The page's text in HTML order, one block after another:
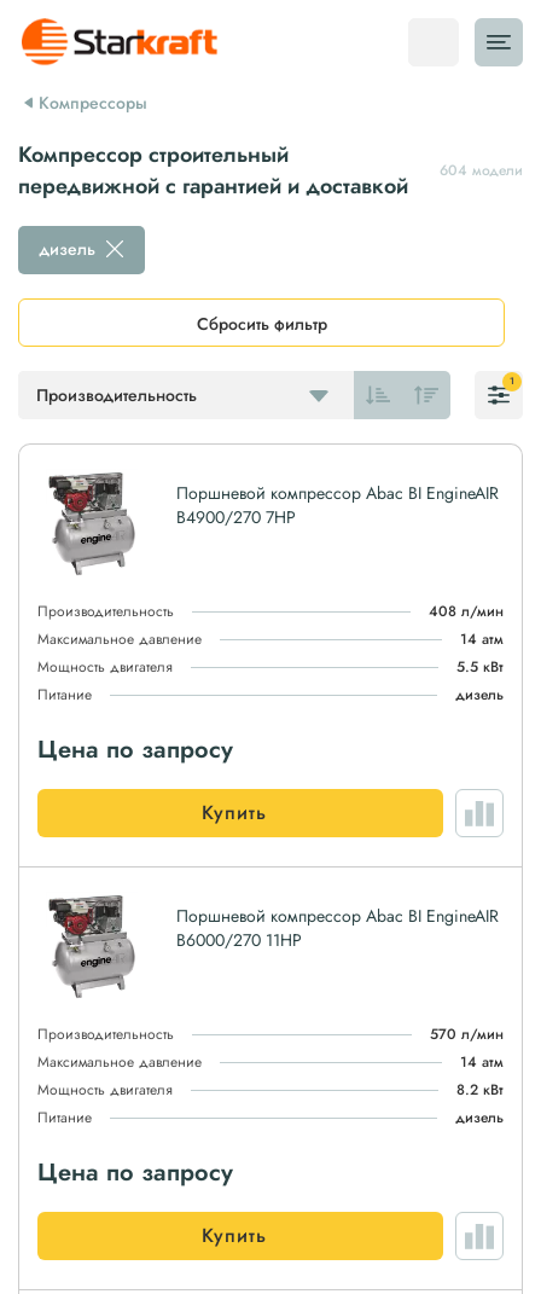
Компрессоры
Компрессор строительный
передвижной с гарантией и доставкой
604 модели
Производительность
дизель
Сбросить фильтр
1
Поршневой компрессор Abac BI EngineAIR
B4900/270 7HP
Производительность
408 л/мин
Максимальное давление
14 атм
Мощность двигателя
5.5 кВт
Питание
дизель
Цена по запросу
Купить
Поршневой компрессор Abac BI EngineAIR
B6000/270 11HP
Производительность
570 л/мин
Максимальное давление
14 атм
Мощность двигателя
8.2 кВт
Питание
дизель
Цена по запросу
Купить